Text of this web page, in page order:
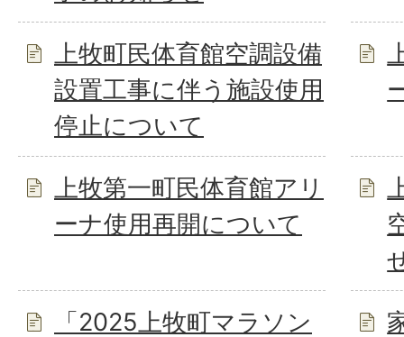
上牧町民体育館空調設備
設置工事に伴う施設使用
停止について
上牧第一町民体育館アリ
ーナ使用再開について
「2025上牧町マラソン